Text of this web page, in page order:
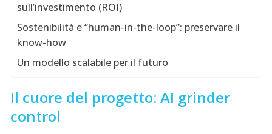
sull’investimento (ROI)
Sostenibilità e “human-in-the-loop”: preservare il
know-how
Un modello scalabile per il futuro
Il cuore del progetto: AI grinder
control